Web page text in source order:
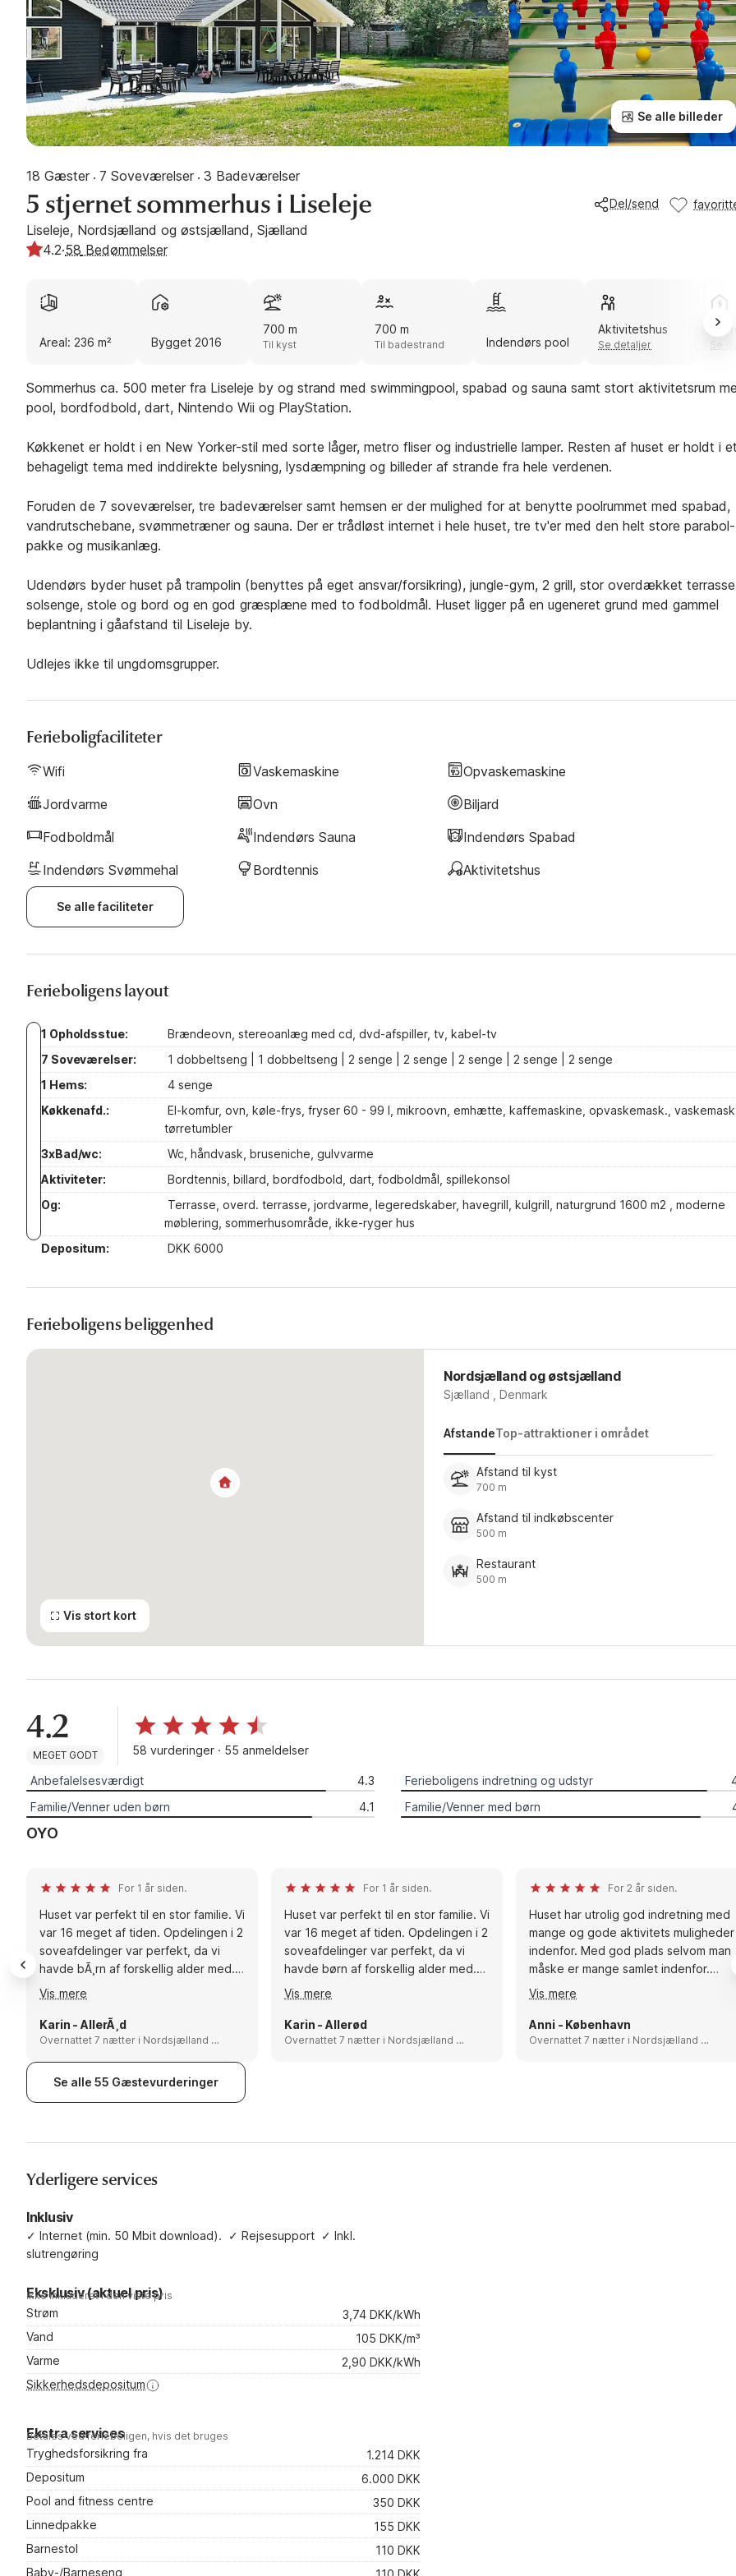
Se alle billeder
18 Gæster · 7 Soveværelser · 3 Badeværelser
5 stjernet sommerhus i Liseleje
Liseleje, Nordsjælland og østsjælland, Sjælland
Del/send
4.2·58 Bedømmelser
Areal: 236 m² Bygget 2016
700 m
Til kyst
700 m
Til badestrand Indendørs pool
Aktivitetshus
Se detaljer Se
Sommerhus ca. 500 meter fra Liseleje by og strand med swimmingpool, spabad og sauna samt stort aktivitetsrum
pool, bordfodbold, dart, Nintendo Wii og PlayStation.
Køkkenet er holdt i en New Yorker-stil med sorte låger, metro fliser og industrielle lamper. Resten af huset er holdt i
behageligt tema med inddirekte belysning, lysdæmpning og billeder af strande fra hele verdenen.
Foruden de 7 soveværelser, tre badeværelser samt hemsen er der mulighed for at benytte poolrummet med spabad,
vandrutschebane, svømmetræner og sauna. Der er trådløst internet i hele huset, tre tv'er med den helt store parabol-
pakke og musikanlæg.
Udendørs byder huset på trampolin (benyttes på eget ansvar/forsikring), jungle-gym, 2 grill, stor overdækket
solsenge, stole og bord og en god græsplæne med to fodboldmål. Huset ligger på en ugeneret grund med gammel
beplantning i gåafstand til Liseleje by.
Udlejes ikke til ungdomsgrupper.
Ferieboligfaciliteter
Wifi Vaskemaskine
Opvaskemaskine
Jordvarme
Ovn
Biljard
Fodboldmål
Indendørs Sauna
Indendørs Spabad
Indendørs Svømmehal
Bordtennis Aktivitetshus
Se alle faciliteter
Ferieboligens layout
1 Opholdsstue:
Brændeovn, stereoanlæg med cd, dvd-afspiller, tv, kabel-tv
7 Soveværelser:
1 dobbeltseng | 1 dobbeltseng | 2 senge | 2 senge | 2 senge | 2 senge | 2 senge
1 Hems:
4 senge
Køkkenafd.:
El-komfur, ovn, køle-frys, fryser 60 - 99 l, mikroovn, emhætte, kaffemaskine, opvaskemask.,
tørretumbler
3xBad/wc:
Wc, håndvask, bruseniche, gulvvarme
Aktiviteter:
Bordtennis, billard, bordfodbold, dart, fodboldmål, spillekonsol
Og:
Terrasse, overd. terrasse, jordvarme, legeredskaber, havegrill, kulgrill, naturgrund 1600 m2 , moderne
møblering, sommerhusområde, ikke-ryger hus
Depositum:
DKK 6000
Ferieboligens beliggenhed
Vis stort kort
Nordsjælland og østsjælland
Sjælland , Denmark
AfstandeTop-attraktioner i området
Afstand til kyst
700 m
Afstand til indkøbscenter
500 m
Restaurant
500 m
4.2
MEGET GODT 58 vurderinger · 55 anmeldelser
Anbefalelsesværdigt 4.3 Ferieboligens indretning og udstyr
Familie/Venner uden børn
4.1 Familie/Venner med børn
OYO
For 1 år siden.
Huset var perfekt til en stor familie. Vi
var 16 meget af tiden. Opdelingen i 2
soveafdelinger var perfekt, da vi
havde bÃ¸rn af forskellig alder med.
Huset var udstyret med alt, bl.a. 2
ovne og 2 opvaskemaskiner, mange
gryder. Servicet var desvÃ¦rre meget
skÃ¥ret men brugbart.
Vis mere
Karin - AllerÃ¸d
Overnattet 7 nætter i Nordsjælland og
For 1 år siden.
Huset var perfekt til en stor familie. Vi
var 16 meget af tiden. Opdelingen i 2
soveafdelinger var perfekt, da vi
havde børn af forskellig alder med.
Huset var udstyret med alt, bl.a. 2
ovne og 2 opvaskemaskiner, mange
gryder. Servicet var desværre meget
skåret men brugbart.
Vis mere
Karin - Allerød
Overnattet 7 nætter i Nordsjælland og
For 2 år siden.
Huset har utrolig god indretning med
mange og gode aktivitets muligheder
indenfor. Med god plads selvom man
måske er mange samlet indenfor.
Store og dejlige opholdsrum. Og man
kan fra opholdsrum følge med i både
hvad der foregår i pool-området
samt i aktivitetsrummet - og godt
Vis mere
Anni - København
Overnattet 7 nætter i Nordsjælland og
Se alle 55 Gæstevurderinger
Yderligere services
Inklusiv
✓ Internet (min. 50 Mbit download). ✓ Rejsesupport ✓ Inkl.
slutrengøring
Eksklusiv (aktuel pris)
Ikke inkluderet i den viste pris
Strøm
3,74 DKK/kWh
Vand
105 DKK/m³
Varme
2,90 DKK/kWh
Sikkerhedsdepositum
Ekstra services
Betales ved ferieboligen, hvis det bruges
Tryghedsforsikring fra
1.214 DKK
Depositum
6.000 DKK
Pool and fitness centre
350 DKK
Linnedpakke
155 DKK
Barnestol
110 DKK
Baby-/Barneseng